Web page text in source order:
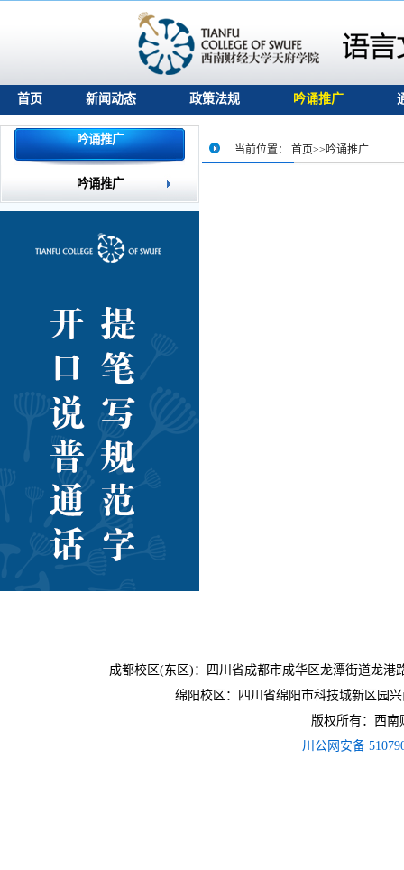
首页 新闻动态 政策法规 吟诵推广
吟诵推广
吟诵推广
当前位置： 首页>>吟诵推广
成都校区(东区)：四川省成都市成华区龙潭街道龙港
绵阳校区：四川省绵阳市科技城新区园
版权所有：西南
川公网安备